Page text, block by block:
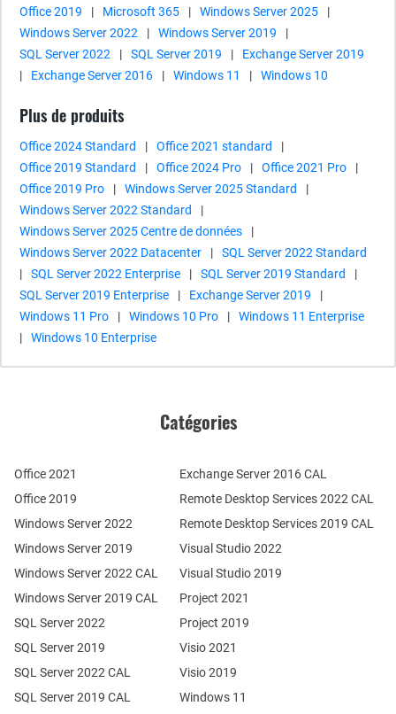
Office 2019
| Microsoft 365 | Windows Server 2025
|
Windows Server 2022
| Windows Server 2019
|
SQL Server 2022
| SQL Server 2019 |
Exchange Server 2019
|
Exchange Server 2016 | Windows 11 | Windows 10
Plus de produits
Office 2024 Standard | Office 2021 standard
|
Office 2019 Standard
| Office 2024 Pro | Office 2021 Pro
|
Office 2019 Pro
| Windows Server 2025 Standard
|
Windows Server 2022 Standard
|
Windows Server 2025 Centre de données
|
Windows Server 2022 Datacenter
|
SQL Server 2022 Standard
|
SQL Server 2022 Enterprise | SQL Server 2019 Standard
|
SQL Server 2019 Enterprise
| Exchange Server 2019
|
Windows 11 Pro
| Windows 10 Pro |
Windows 11 Enterprise
|
Windows 10 Enterprise
Catégories
Office 2021
Office 2019
Windows Server 2022
Windows Server 2019
SQL Server 2022
SQL Server 2019
Windows Server 2022 CAL
Windows Server 2019 CAL
SQL Server 2022 CAL
SQL Server 2019 CAL
Remote Desktop Services 2022 CAL
Remote Desktop Services 2019 CAL
Exchange Server 2016 CAL
Visual Studio 2022
Visual Studio 2019
Project 2021
Project 2019
Visio 2021
Visio 2019
Windows 11